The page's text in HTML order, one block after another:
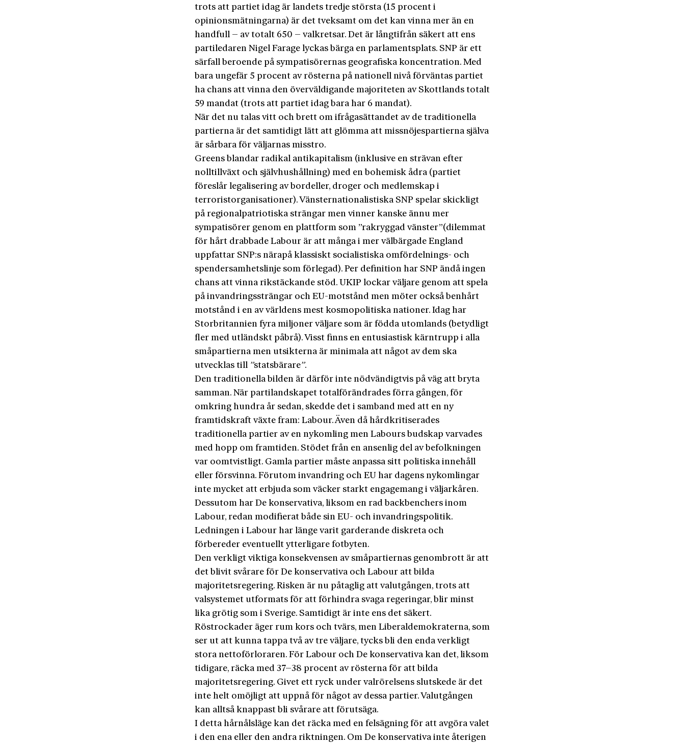
trots att partiet idag är landets tredje största (15 procent i
opinionsmätningarna) är det tveksamt om det kan vinna mer än en
handfull – av totalt 650 – valkretsar. Det är långtifrån säkert att ens
partiledaren Nigel Farage lyckas bärga en parlamentsplats. SNP är ett
särfall beroende på sympatisörernas geografiska koncentration. Med
bara ungefär 5 procent av rösterna på nationell nivå förväntas partiet
ha chans att vinna den överväldigande majoriteten av Skottlands totalt
59 mandat (trots att partiet idag bara har 6 mandat).
När det nu talas vitt och brett om ifrågasättandet av de traditionella
partierna är det samtidigt lätt att glömma att missnöjespartierna själva
är sårbara för väljarnas misstro.
Greens blandar radikal antikapitalism (inklusive en strävan efter
nolltillväxt och självhushållning) med en bohemisk ådra (partiet
föreslår legalisering av bordeller, droger och medlemskap i
terroristorganisationer). Vänsternationalistiska SNP spelar skickligt
på regionalpatriotiska strängar men vinner kanske ännu mer
sympatisörer genom en plattform som ”rakryggad vänster”(dilemmat
för hårt drabbade Labour är att många i mer välbärgade England
uppfattar SNP:s närapå klassiskt socialistiska omfördelnings- och
spendersamhetslinje som förlegad). Per definition har SNP ändå ingen
chans att vinna rikstäckande stöd. UKIP lockar väljare genom att spela
på invandringssträngar och EU-motstånd men möter också benhårt
motstånd i en av världens mest kosmopolitiska nationer. Idag har
Storbritannien fyra miljoner väljare som är födda utomlands (betydligt
fler med utländskt påbrå). Visst finns en entusiastisk kärntrupp i alla
småpartierna men utsikterna är minimala att något av dem ska
utvecklas till ”statsbärare”.
Den traditionella bilden är därför inte nödvändigtvis på väg att bryta
samman. När partilandskapet totalförändrades förra gången, för
omkring hundra år sedan, skedde det i samband med att en ny
framtidskraft växte fram: Labour. Även då hårdkritiserades
traditionella partier av en nykomling men Labours budskap varvades
med hopp om framtiden. Stödet från en ansenlig del av befolkningen
var oomtvistligt. Gamla partier måste anpassa sitt politiska innehåll
eller försvinna. Förutom invandring och EU har dagens nykomlingar
inte mycket att erbjuda som väcker starkt engagemang i väljarkåren.
Dessutom har De konservativa, liksom en rad backbenchers inom
Labour, redan modifierat både sin EU- och invandringspolitik.
Ledningen i Labour har länge varit garderande diskreta och
förbereder eventuellt ytterligare fotbyten.
Den verkligt viktiga konsekvensen av småpartiernas genombrott är att
det blivit svårare för De konservativa och Labour att bilda
majoritetsregering. Risken är nu påtaglig att valutgången, trots att
valsystemet utformats för att förhindra svaga regeringar, blir minst
lika grötig som i Sverige. Samtidigt är inte ens det säkert.
Röstrockader äger rum kors och tvärs, men Liberaldemokraterna, som
ser ut att kunna tappa två av tre väljare, tycks bli den enda verkligt
stora nettoförloraren. För Labour och De konservativa kan det, liksom
tidigare, räcka med 37–38 procent av rösterna för att bilda
majoritetsregering. Givet ett ryck under valrörelsens slutskede är det
inte helt omöjligt att uppnå för något av dessa partier. Valutgången
kan alltså knappast bli svårare att förutsäga.
I detta hårnålsläge kan det räcka med en felsägning för att avgöra valet
i den ena eller den andra riktningen. Om De konservativa inte återigen